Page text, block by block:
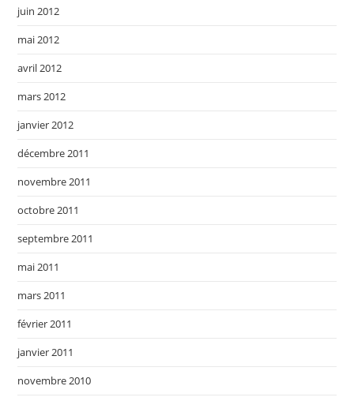
juin 2012
mai 2012
avril 2012
mars 2012
janvier 2012
décembre 2011
novembre 2011
octobre 2011
septembre 2011
mai 2011
mars 2011
février 2011
janvier 2011
novembre 2010